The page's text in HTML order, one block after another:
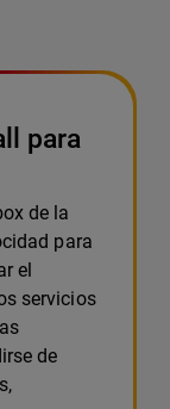
para
de la
para
el
servicios
de